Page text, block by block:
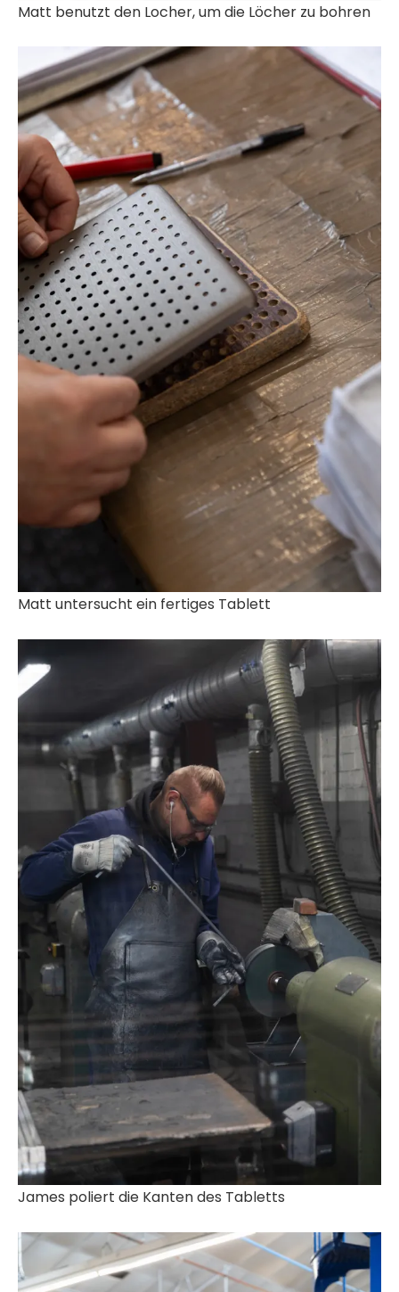
Matt benutzt den Locher, um die Löcher zu bohren
Matt untersucht ein fertiges Tablett
James poliert die Kanten des Tabletts